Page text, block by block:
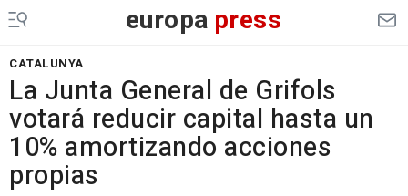
europa press
CATALUNYA
La Junta General de Grifols
votará reducir capital hasta un
10% amortizando acciones
propias